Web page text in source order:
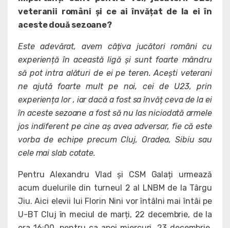
veteranii români și ce ai învățat de la ei în
aceste două sezoane?
Este adevărat, avem câțiva jucători români cu
experiență în această ligă și sunt foarte mândru
să pot intra alături de ei pe teren. Acești veterani
ne ajută foarte mult pe noi, cei de U23, prin
experiența lor , iar dacă a fost sa învăț ceva de la ei
în aceste sezoane a fost să nu las niciodată armele
jos indiferent pe cine aș avea adversar, fie că este
vorba de echipe precum Cluj, Oradea, Sibiu sau
cele mai slab cotate.
Pentru Alexandru Vlad și CSM Galați urmează
acum duelurile din turneul 2 al LNBM de la Târgu
Jiu. Aici elevii lui Florin Nini vor întâlni mai întâi pe
U-BT Cluj în meciul de marți, 22 decembrie, de la